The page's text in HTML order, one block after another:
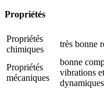
Propriétés
Propriétés
chimiques
très bonne
Propriétés
mécaniques
bonne
vibrations